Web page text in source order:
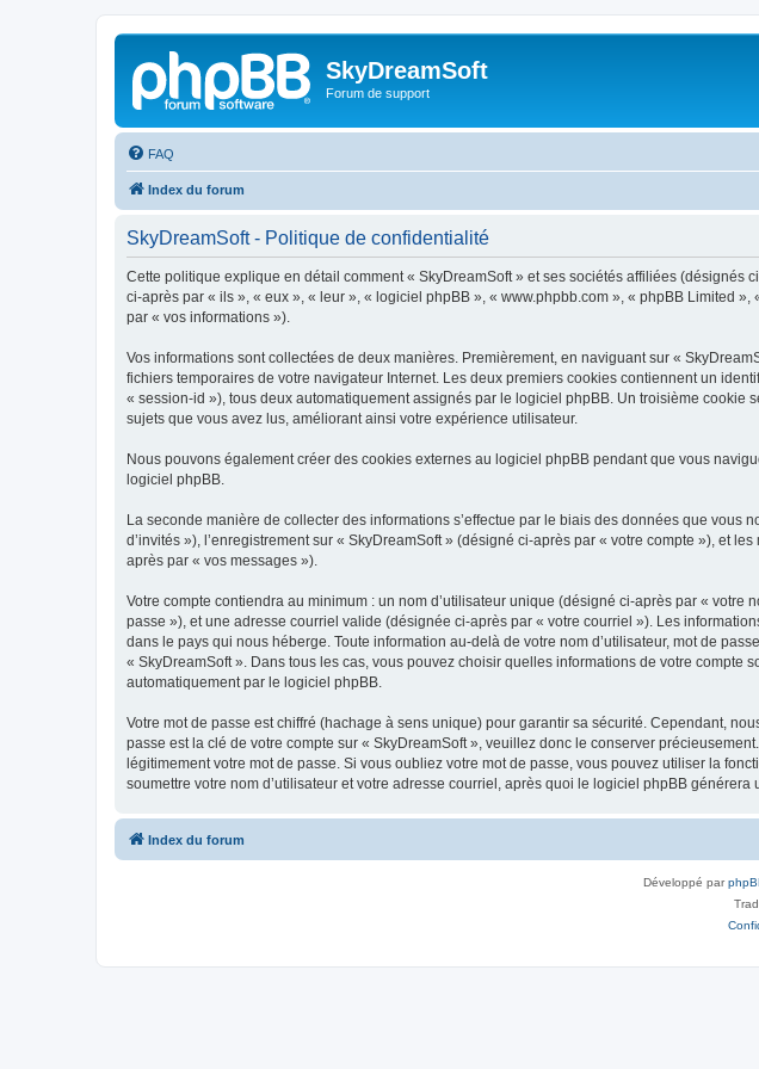
SkyDreamSoft
Forum de support
FAQ
Index du forum
SkyDreamSoft - Politique de confidentialité
Cette politique explique en détail comment « SkyDreamSoft » et ses sociétés affiliées (désignés
ci-après par « ils », « eux », « leur », « logiciel phpBB », « www.phpbb.com », « phpBB Limited
par « vos informations »).
Vos informations sont collectées de deux manières. Premièrement, en naviguant sur «
fichiers temporaires de votre navigateur Internet. Les deux premiers cookies contiennent un
« session-id »), tous deux automatiquement assignés par le logiciel phpBB. Un troisième
sujets que vous avez lus, améliorant ainsi votre expérience utilisateur.
Nous pouvons également créer des cookies externes au logiciel phpBB pendant que vous
logiciel phpBB.
La seconde manière de collecter des informations s’effectue par le biais des données que vous
d’invités »), l’enregistrement sur « SkyDreamSoft » (désigné ci-après par « votre compte »), et
après par « vos messages »).
Votre compte contiendra au minimum : un nom d’utilisateur unique (désigné ci-après par «
passe »), et une adresse courriel valide (désignée ci-après par « votre courriel »). Les
dans le pays qui nous héberge. Toute information au-delà de votre nom d’utilisateur, mot de
« SkyDreamSoft ». Dans tous les cas, vous pouvez choisir quelles informations de votre
automatiquement par le logiciel phpBB.
Votre mot de passe est chiffré (hachage à sens unique) pour garantir sa sécurité. Cependant,
passe est la clé de votre compte sur « SkyDreamSoft », veuillez donc le conserver
légitimement votre mot de passe. Si vous oubliez votre mot de passe, vous pouvez utiliser la
soumettre votre nom d’utilisateur et votre adresse courriel, après quoi le logiciel phpBB
Index du forum
Développé par